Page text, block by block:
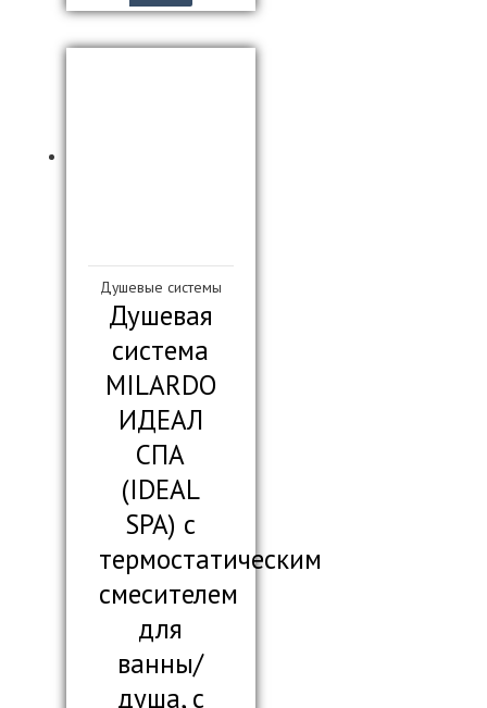
Душевые системы
Душевая
система
MILARDO
ИДЕАЛ
СПА
(IDEAL
SPA) с
термостатическим
смесителем
для
ванны/
душа, с